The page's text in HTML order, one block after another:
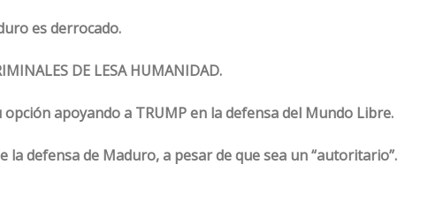
es derrocado.
DE LESA HUMANIDAD.
apoyando a TRUMP en la defensa del Mundo Libre.
defensa de Maduro, a pesar de que sea un “autoritario”.